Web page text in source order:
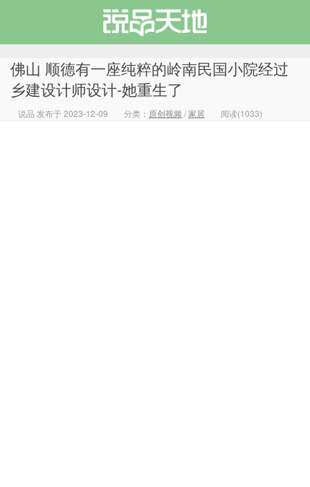
佛山 顺德有一座纯粹的岭南民国小院经过
乡建设计师设计-她重生了
说品 发布于 2023-12-09 分类： 原创视频 /家居 阅读(1033)